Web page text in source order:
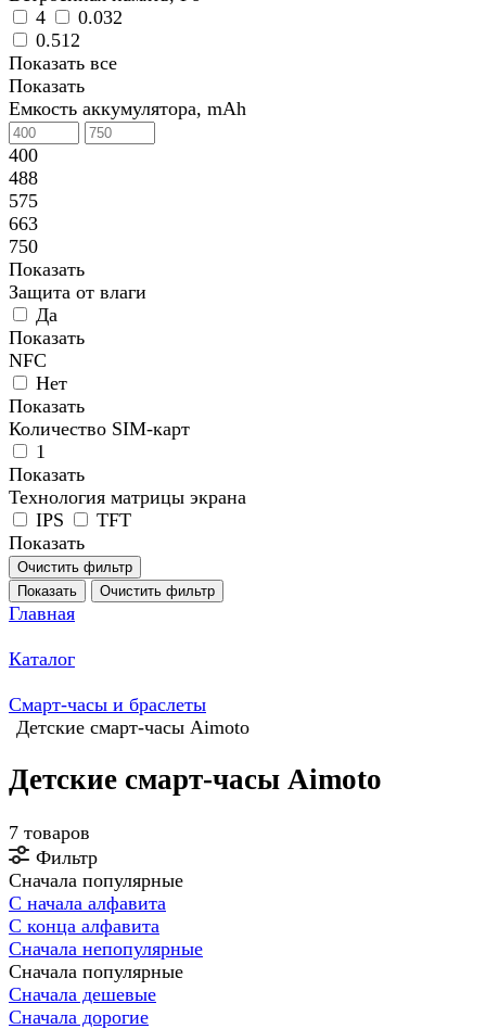
4
0.032
0.512
Показать все
Показать
Емкость аккумулятора, mAh
400
488
575
663
750
Показать
Защита от влаги
Да
Показать
NFC
Нет
Показать
Количество SIM-карт
1
Показать
Технология матрицы экрана
IPS
TFT
Показать
Очистить фильтр
Показать
Очистить фильтр
Главная
Каталог
Смарт-часы и браслеты
Детские смарт-часы Aimoto
Детские смарт-часы Aimoto
7 товаров
Фильтр
Сначала популярные
С начала алфавита
С конца алфавита
Сначала непопулярные
Сначала популярные
Сначала дешевые
Сначала дорогие